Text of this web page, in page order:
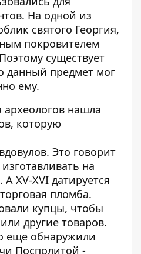
На одной из
святого Георгия,
покровителем
существует
данный предмет мог
ему.
археологов нашла
которую
Это говорит
на
XV-XVI датируется
пломба.
купцы, чтобы
другие товаров.
еще обнаружили
Посполитой -